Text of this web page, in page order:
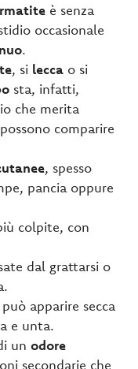
è senza
occasionale
.
, si lecca o si
sta, infatti,
che merita
comparire
, spesso
pancia oppure
colpite, con
dal grattarsi o
apparire secca
e unta.
un odore
secondarie che